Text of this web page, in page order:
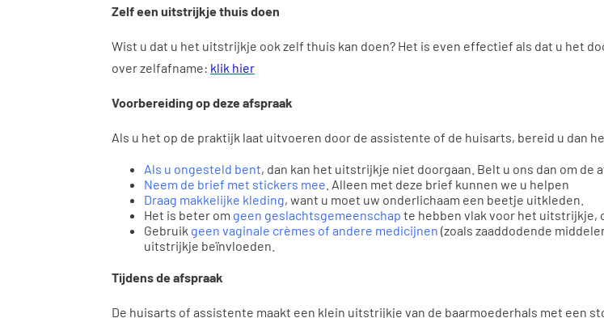
Zelf een uitstrijkje thuis doen
Wist u dat u het uitstrijkje ook zelf thuis kan doen? Het is even effectief als dat u het
over zelfafname: klik hier
Voorbereiding op deze afspraak
Als u het op de praktijk laat uitvoeren door de assistente of de huisarts, bereid u dan
Als u ongesteld bent, dan kan het uitstrijkje niet doorgaan. Belt u ons dan om de
Neem de brief met stickers mee . Alleen met deze brief kunnen we u helpen
Draag makkelijke kleding, want u moet uw onderlichaam een beetje uitkleden.
Het is beter om geen geslachtsgemeenschap te hebben vlak voor het uitstrijkje,
Gebruik geen vaginale crèmes of andere medicijnen (zoals zaaddodende
uitstrijkje beïnvloeden.
Tijdens de afspraak
De huisarts of assistente maakt een klein uitstrijkje van de baarmoederhals met een